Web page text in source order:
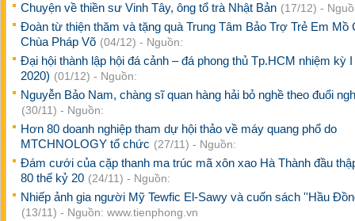
Chuyện về thiền sư Vinh Tây, ông tổ trà Nhật Bản (17/12) -
Đoàn từ thiện thăm và tặng quà Trung Tâm Bảo Trợ Trẻ Em Mồ
Chùa Pháp Võ (04/12) - Nguồn:
Đại hội thành lập hội đá cảnh – đá phong thủ Tp.HCM nhiệm kỳ
2020) (01/12) - Nguồn:
Nguyễn Bảo Nam, chàng sĩ quan hàng hải bỏ nghề theo đuổi
(30/11) - Nguồn:
Hơn 80 doanh nghiệp tham dự hội thảo về máy quang phổ do
MTCHNOLOGY tổ chức (27/11) - Nguồn:
Đám cưới của cặp thanh ma trúc mã xôn xao Hà Thành đầu
80 thế kỷ 20 (24/11) - Nguồn:
Nhiếp ảnh gia người Mỹ Tewfic El-Sawy và cuốn sách ''Hầu
(13/11) - Nguồn: www.tienphong.vn